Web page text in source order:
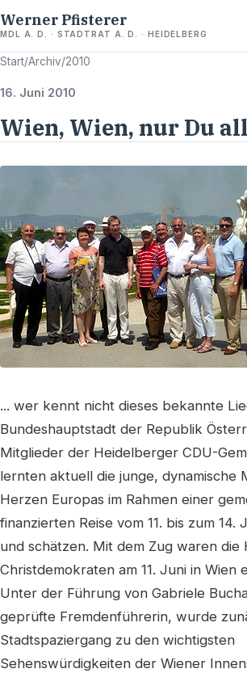
Werner Pfisterer
MDL A. D. · STADTRAT A. D. · HEIDELBERG
Start/Archiv/2010
16. Juni 2010
Wien, Wien, nur Du
... wer kennt nicht dieses bekannte
Bundeshauptstadt der Republik
Mitglieder der Heidelberger CDU-
lernten aktuell die junge, dynamische
Herzen Europas im Rahmen einer
finanzierten Reise vom 11. bis zum 14.
und schätzen. Mit dem Zug waren die
Christdemokraten am 11. Juni in Wien
Unter der Führung von Gabriele
geprüfte Fremdenführerin, wurde
Stadtspaziergang zu den wichtigsten
Sehenswürdigkeiten der Wiener